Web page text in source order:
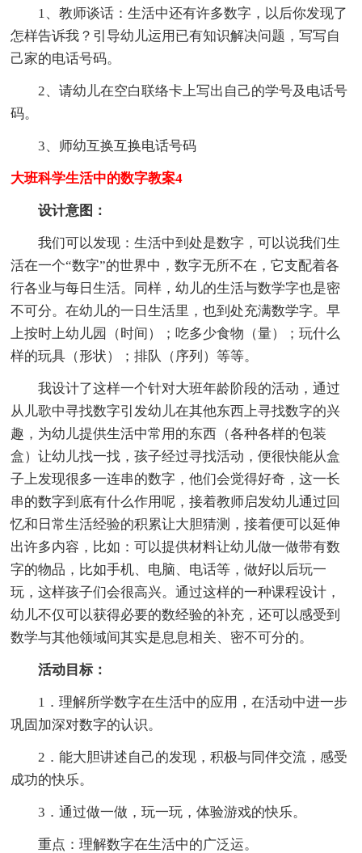
1、教师谈话：生活中还有许多数字，以后你发现了
怎样告诉我？引导幼儿运用已有知识解决问题，写写自
己家的电话号码。
2、请幼儿在空白联络卡上写出自己的学号及电话号
码。
3、师幼互换互换电话号码
大班科学生活中的数字教案4
设计意图：
我们可以发现：生活中到处是数字，可以说我们生
活在一个“数字”的世界中，数字无所不在，它支配着各
行各业与每日生活。同样，幼儿的生活与数学字也是密
不可分。在幼儿的一日生活里，也到处充满数学字。早
上按时上幼儿园（时间）；吃多少食物（量）；玩什么
样的玩具（形状）；排队（序列）等等。
我设计了这样一个针对大班年龄阶段的活动，通过
从儿歌中寻找数字引发幼儿在其他东西上寻找数字的兴
趣，为幼儿提供生活中常用的东西（各种各样的包装
盒）让幼儿找一找，孩子经过寻找活动，便很快能从盒
子上发现很多一连串的数字，他们会觉得好奇，这一长
串的数字到底有什么作用呢，接着教师启发幼儿通过回
忆和日常生活经验的积累让大胆猜测，接着便可以延伸
出许多内容，比如：可以提供材料让幼儿做一做带有数
字的物品，比如手机、电脑、电话等，做好以后玩一
玩，这样孩子们会很高兴。通过这样的一种课程设计，
幼儿不仅可以获得必要的数经验的补充，还可以感受到
数学与其他领域间其实是息息相关、密不可分的。
活动目标：
1．理解所学数字在生活中的应用，在活动中进一步
巩固加深对数字的认识。
2．能大胆讲述自己的发现，积极与同伴交流，感受
成功的快乐。
3．通过做一做，玩一玩，体验游戏的快乐。
重点：理解数字在生活中的广泛运。